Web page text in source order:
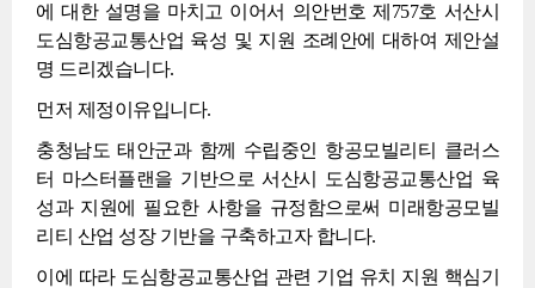
에 대한 설명을 마치고 이어서 의안번호 제757호 서산시
도심항공교통산업 육성 및 지원 조례안에 대하여 제안설
명 드리겠습니다.
먼저 제정이유입니다.
충청남도 태안군과 함께 수립중인 항공모빌리티 클러스
터 마스터플랜을 기반으로 서산시 도심항공교통산업 육
성과 지원에 필요한 사항을 규정함으로써 미래항공모빌
리티 산업 성장 기반을 구축하고자 합니다.
이에 따라 도심항공교통산업 관련 기업 유치 지원 핵심기